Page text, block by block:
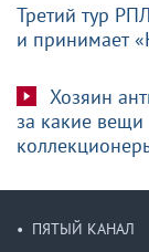
Третий тур
и принимает
Хозяин
за какие вещи
ПЯТЫЙ КАНАЛ